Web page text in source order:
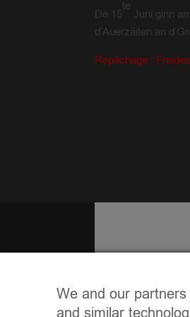
De 15
te
Juni ginn
d’Auerzäiten an
Repêchage :
We and our
and similar